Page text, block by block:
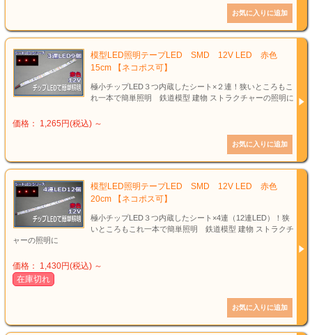
模型LED照明テープLED SMD 12V LED 赤色
15cm 【ネコポス可】
極小チップLED３つ内蔵したシート×２連！狭いところもこ
れ一本で簡単照明 鉄道模型 建物 ストラクチャーの照明に
価格： 1,265円(税込) ～
模型LED照明テープLED SMD 12V LED 赤色
20cm 【ネコポス可】
極小チップLED３つ内蔵したシート×4連（12連LED）！狭
いところもこれ一本で簡単照明 鉄道模型 建物 ストラクチ
ャーの照明に
価格： 1,430円(税込) ～
在庫切れ